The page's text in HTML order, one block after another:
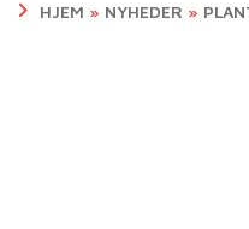
HJEM » NYHEDER »